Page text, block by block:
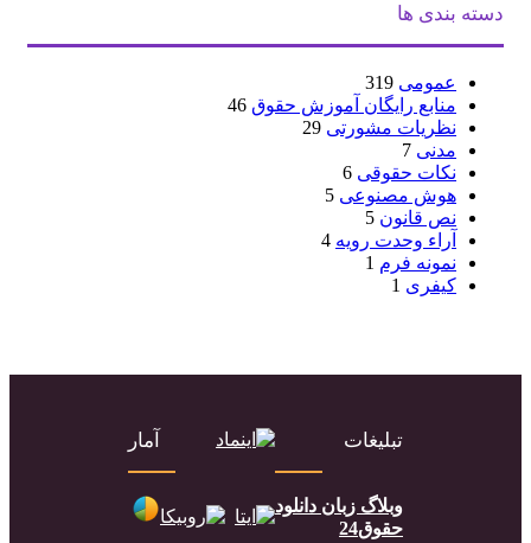
دسته بندی ها
عمومی 319
منابع رایگان آموزش حقوق 46
نظریات مشورتی 29
مدنی 7
نکات حقوقی 6
هوش مصنوعی 5
نص قانون 5
آراء وحدت رویه 4
نمونه فرم 1
کیفری 1
تبلیغات
وبلاگ زبان دانلود
حقوق24
آمار